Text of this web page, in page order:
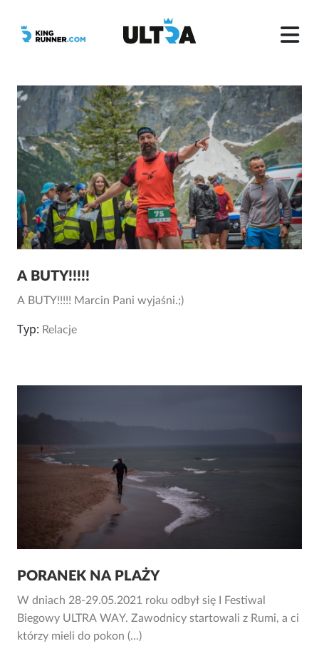
A BUTY!!!!!
A BUTY!!!!! Marcin Pani wyjaśni.;)
Typ: Relacje
PORANEK NA PLAŻY
W dniach 28-29.05.2021 roku odbył się I Festiwal
Biegowy ULTRA WAY. Zawodnicy startowali z Rumi, a ci
którzy mieli do pokon (...)